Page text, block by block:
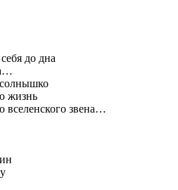
до дна
жизнь
вселенского звена…